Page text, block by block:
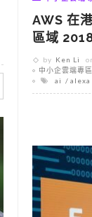
AWS 在
區域
by Ken Li
中小企雲端專區
ai
alexa